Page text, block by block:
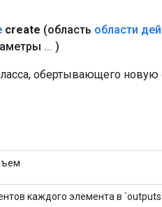
create (область области
... )
обертывающего
каждого элемента в